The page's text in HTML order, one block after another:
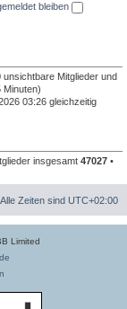
bleiben
unsichtbare Mitglieder und
Minuten)
03:26 gleichzeitig
insgesamt 47027 •
Alle Zeiten sind UTC+02:00
Limited